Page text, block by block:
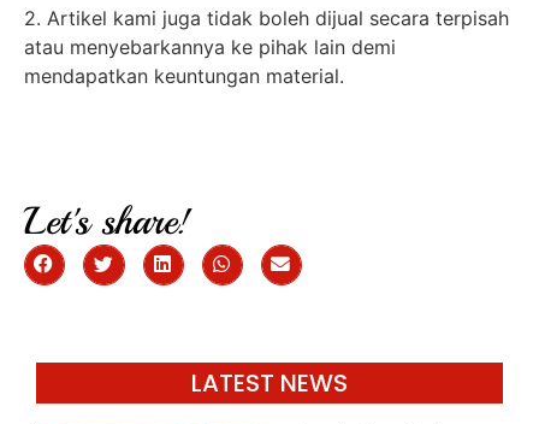
2. Artikel kami juga tidak boleh dijual secara terpisah
atau menyebarkannya ke pihak lain demi
mendapatkan keuntungan material.
Let's share!
LATEST NEWS